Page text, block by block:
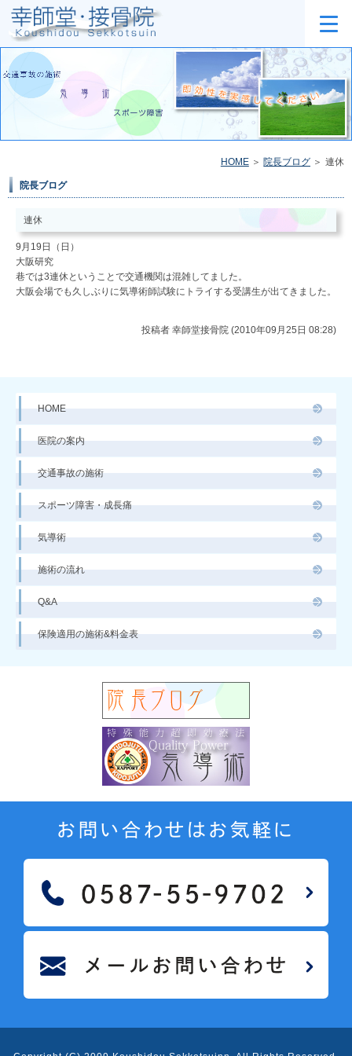
HOME 院長ブログ 連休
院長ブログ
連休
9月19日（日）
大阪研究
巷では3連休ということで交通機関は混雑してました。
大阪会場でも久しぶりに気導術師試験にトライする受講生が出てきました。
投稿者 幸師堂接骨院 (2010年09月25日 08:28)
HOME
医院の案内
交通事故の施術
スポーツ障害・成長痛
気導術
施術の流れ
Q&A
保険適用の施術&料金表
お問い合わせはお気軽に